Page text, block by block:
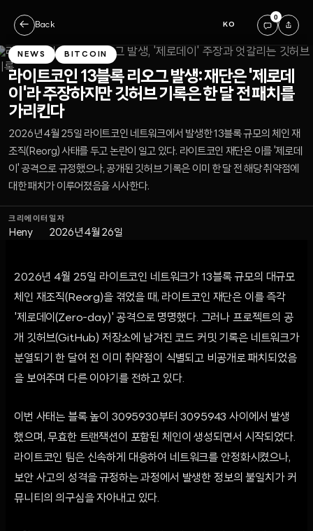
← Back KO
0
NEWS BITCOIN
라이트코인 13블록 리오그 발생: 재단은 '제로데
이'라 주장하지만 깃허브 기록은 한 달 전 패치를
가리킨다
2026년 4월 25일 라이트코인 네트워크에서 발생한 13블록 규모의 체인 재
조직(Reorg) 사태를 두고 논란이 일고 있다. 라이트코인 재단은 이를 '제로데
이' 공격으로 규정했으나, 공개된 깃허브 기록은 이미 한 달 전 해당 취약점에
대한 패치가 이루어졌음을 시사한다.
크리에이터
Heny
일자
2026년 4월 26일
2026년 4월 25일 라이트코인 네트워크가 13블록 규모의 대규모
체인 재조직(Reorg)을 겪었을 때, 라이트코인 재단은 이를 즉각
'제로데이(Zero-day)' 공격으로 명명했다. 그러나 프로젝트의 공
개 깃허브(GitHub) 저장소에 남겨진 코드 커밋 기록은 네트워크가
분열되기 한 달여 전 이미 취약점이 식별되고 비공개로 패치되었음
을 보여주며 다른 이야기를 전하고 있다.
이번 사태는 블록 높이 3095930부터 3095943 사이에서 발생
했으며, 무효한 트랜잭션이 포함된 체인이 생성되면서 시작되었다.
라이트코인 팀은 신속하게 대응하여 네트워크를 안정화시켰으나,
보안 사고의 성격을 규정하는 과정에서 발생한 정보의 불일치가 커
뮤니티의 의구심을 자아내고 있다.